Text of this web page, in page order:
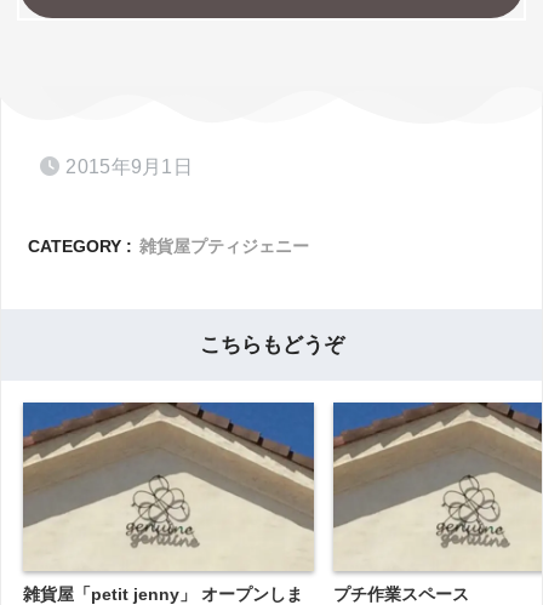
2015年9月1日
CATEGORY : 雑貨屋プティジェニー
こちらもどうぞ
雑貨屋「petit jenny」 オープンしま
プチ作業スペース